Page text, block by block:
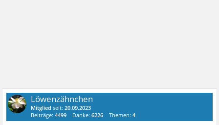
Löwenzähnchen
Mitglied seit:20.09.2023
Beiträge:4499 Danke:6226 Themen:4